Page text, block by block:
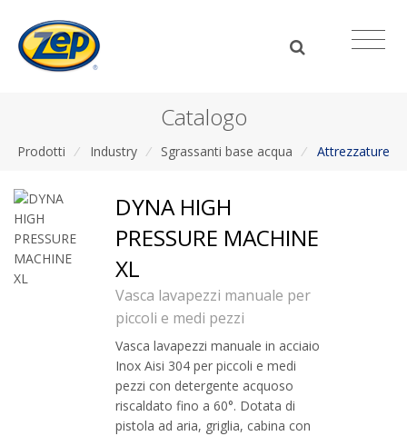
Catalogo
Prodotti / Industry / Sgrassanti base acqua / Attrezzature
DYNA HIGH
PRESSURE MACHINE
XL
Vasca lavapezzi manuale per
piccoli e medi pezzi
Vasca lavapezzi manuale in acciaio
Inox Aisi 304 per piccoli e medi
pezzi con detergente acquoso
riscaldato fino a 60°. Dotata di
pistola ad aria, griglia, cabina con